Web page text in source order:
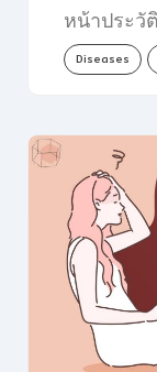
หน้าประวั
Diseases